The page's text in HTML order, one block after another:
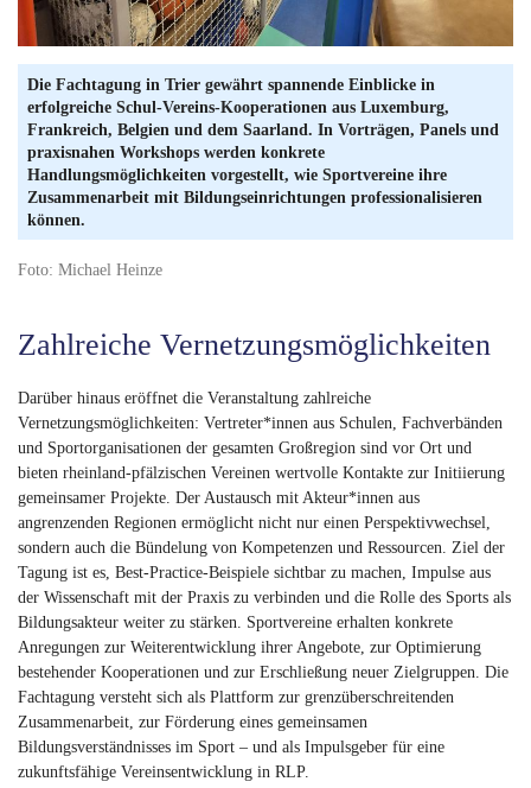
Die Fachtagung in Trier gewährt spannende Einblicke in
erfolgreiche Schul-Vereins-Kooperationen aus Luxemburg,
Frankreich, Belgien und dem Saarland. In Vorträgen, Panels und
praxisnahen Workshops werden konkrete
Handlungsmöglichkeiten vorgestellt, wie Sportvereine ihre
Zusammenarbeit mit Bildungseinrichtungen professionalisieren
können.
Foto: Michael Heinze
Zahlreiche Vernetzungsmöglichkeiten
Darüber hinaus eröffnet die Veranstaltung zahlreiche
Vernetzungsmöglichkeiten: Vertreter*innen aus Schulen, Fachverbänden
und Sportorganisationen der gesamten Großregion sind vor Ort und
bieten rheinland-pfälzischen Vereinen wertvolle Kontakte zur Initiierung
gemeinsamer Projekte. Der Austausch mit Akteur*innen aus
angrenzenden Regionen ermöglicht nicht nur einen Perspektivwechsel,
sondern auch die Bündelung von Kompetenzen und Ressourcen. Ziel der
Tagung ist es, Best-Practice-Beispiele sichtbar zu machen, Impulse aus
der Wissenschaft mit der Praxis zu verbinden und die Rolle des Sports als
Bildungsakteur weiter zu stärken. Sportvereine erhalten konkrete
Anregungen zur Weiterentwicklung ihrer Angebote, zur Optimierung
bestehender Kooperationen und zur Erschließung neuer Zielgruppen. Die
Fachtagung versteht sich als Plattform zur grenzüberschreitenden
Zusammenarbeit, zur Förderung eines gemeinsamen
Bildungsverständnisses im Sport – und als Impulsgeber für eine
zukunftsfähige Vereinsentwicklung in RLP.